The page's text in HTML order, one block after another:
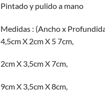
Pintado y pulido a mano
Medidas : (Ancho x
4,5cm X 2cm X 5 7cm,
2cm X 3,5cm X 7cm,
9cm X 3,5cm X 8cm,